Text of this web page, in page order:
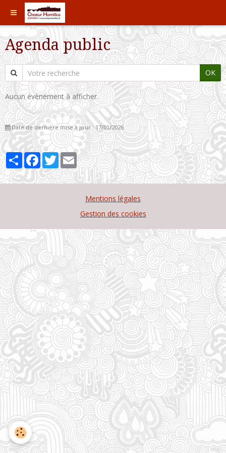
Agenda public
OK
Aucun évènement à afficher.
Date de dernière mise à jour : 17/01/2026
PartagerFacebook
TwitterEmail
Mentions légales
Gestion des cookies